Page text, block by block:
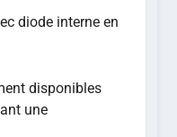
diode interne en
disponibles
une